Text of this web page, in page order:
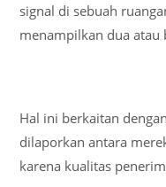
signal di sebuah
menampilkan dua atau
Hal ini berkaitan
dilaporkan antara
karena kualitas